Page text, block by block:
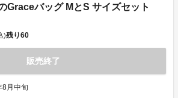
Graceバッグ MとS サイズセット
)残り60
販売終了
8月中旬